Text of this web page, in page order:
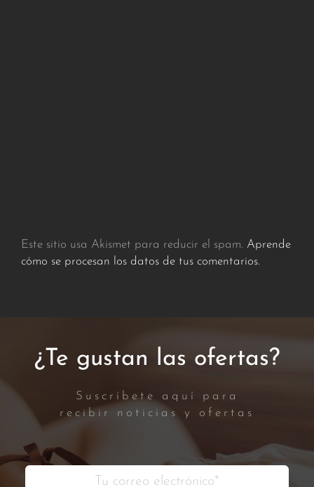
Este sitio usa Akismet para reducir el spam. Aprende
cómo se procesan los datos de tus comentarios.
¿Te gustan las ofertas?
Suscríbete aquí para
recibir noticias y ofertas